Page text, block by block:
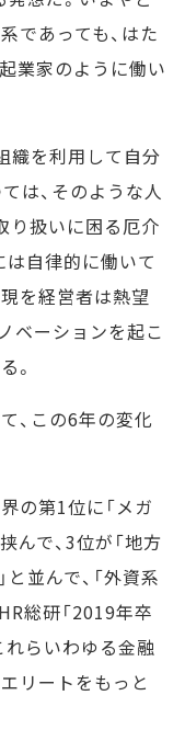
であっても、はた
業家のように働い
織を利用して自分
は、そのような人
り扱いに困る厄介
は自律的に働いて
を経営者は熱望
ベーションを起こ
。
、この6年の変化
の第1位に「メガ
んで、3位が「地方
と並んで、「外資系
HR総研「2019年卒
れらいわゆる金融
リートをもっと